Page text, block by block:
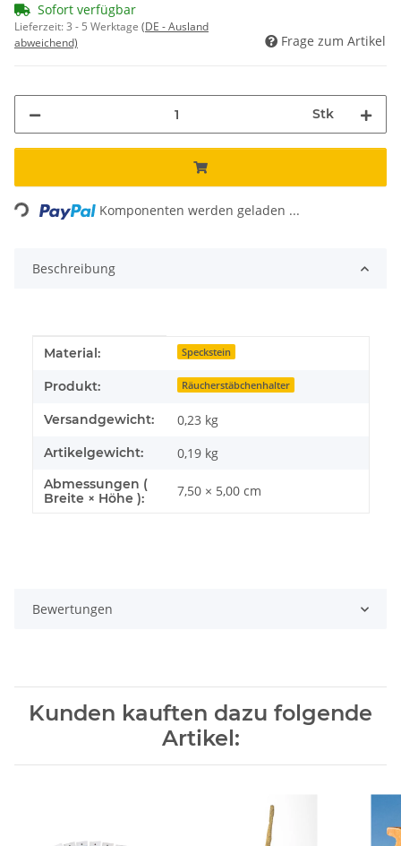
Sofort verfügbar
Lieferzeit:3 - 5 Werktage (DE - Ausland
abweichend)
Frage zum Artikel
Stk
Loading... Komponenten werden geladen ...
Beschreibung
Produkteigenschaft
Wert
Material: Speckstein
Produkt: Räucherstäbchenhalter
Versandgewicht: 0,23 kg
Artikelgewicht: 0,19 kg
Abmessungen (
Breite × Höhe ):
7,50 × 5,00 cm
Bewertungen
Kunden kauften dazu folgende
Artikel: